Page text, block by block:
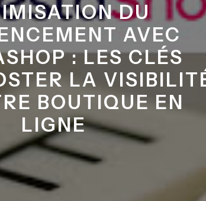
DU
AVEC
: LES CLÉS
LA
BOUTIQUE EN
LIGNE